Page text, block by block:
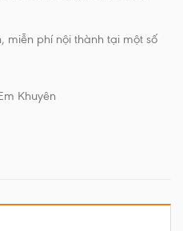
miễn phí nội thành tại một số
Khuyên